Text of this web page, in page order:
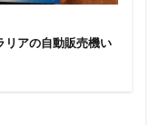
リアの自動販売機い